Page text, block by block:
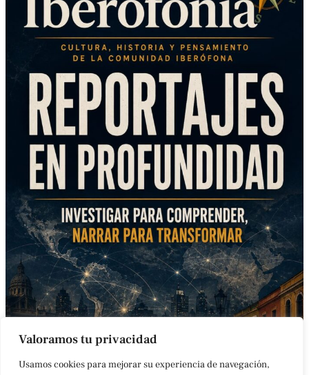
Valoramos tu privacidad
Usamos cookies para mejorar su experiencia de navegación,